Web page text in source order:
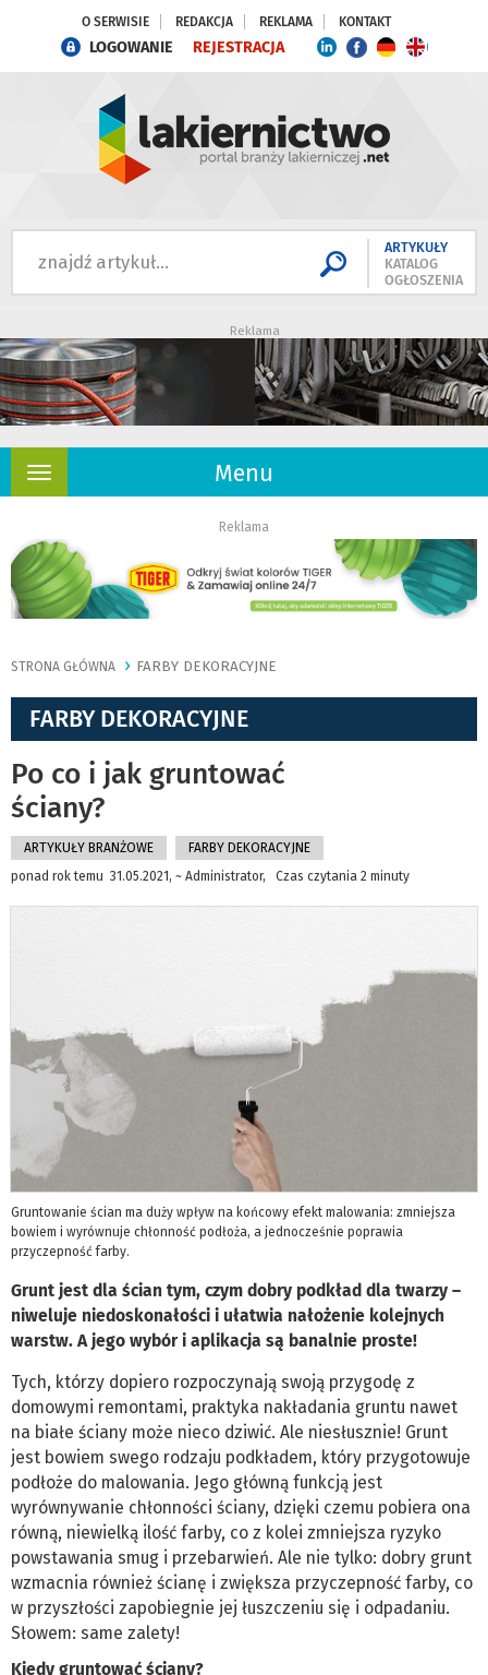
O SERWISIE REDAKCJA REKLAMA KONTAKT
LOGOWANIE REJESTRACJA
ARTYKUŁY
KATALOG
OGŁOSZENIA
Reklama
Menu
Rozwiń
Reklama
STRONA GŁÓWNA FARBY DEKORACYJNE
FARBY DEKORACYJNE
Po co i jak gruntować
ściany?
ARTYKUŁY BRANŻOWE
FARBY DEKORACYJNE
ponad rok temu 31.05.2021, ~ Administrator, Czas czytania 2 minuty
Gruntowanie ścian ma duży wpływ na końcowy efekt malowania: zmniejsza
bowiem i wyrównuje chłonność podłoża, a jednocześnie poprawia
przyczepność farby.
Grunt jest dla ścian tym, czym dobry podkład dla twarzy –
niweluje niedoskonałości i ułatwia nałożenie kolejnych
warstw. A jego wybór i aplikacja są banalnie proste!
Tych, którzy dopiero rozpoczynają swoją przygodę z
domowymi remontami, praktyka nakładania gruntu nawet
na białe ściany może nieco dziwić. Ale niesłusznie! Grunt
jest bowiem swego rodzaju podkładem, który przygotowuje
podłoże do malowania. Jego główną funkcją jest
wyrównywanie chłonności ściany, dzięki czemu pobiera ona
równą, niewielką ilość farby, co z kolei zmniejsza ryzyko
powstawania smug i przebarwień. Ale nie tylko: dobry grunt
wzmacnia również ścianę i zwiększa przyczepność farby, co
w przyszłości zapobiegnie jej łuszczeniu się i odpadaniu.
Słowem: same zalety!
Kiedy gruntować ściany?